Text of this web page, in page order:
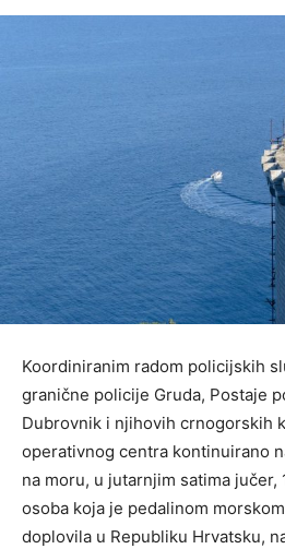
Koordiniranim radom policijskih
granične policije Gruda, Postaje
Dubrovnik i njihovih crnogorskih
operativnog centra kontinuirano
na moru, u jutarnjim satima jučer,
osoba koja je pedalinom
doplovila u Republiku Hrvatsku,